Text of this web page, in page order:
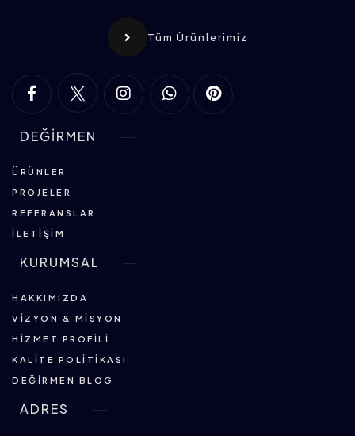
Tüm Ürünlerimiz
DEĞİRMEN
ÜRÜNLER
PROJELER
REFERANSLAR
İLETIŞIM
KURUMSAL
HAKKIMIZDA
VIZYON & MISYON
HIZMET PROFILI
KALITE POLITIKASI
DEĞIRMEN BLOG
ADRES